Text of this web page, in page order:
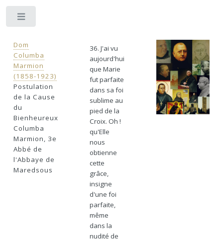
Dom
Columba
Marmion
(1858-1923)
Postulation
de la Cause
du
Bienheureux
Columba
Marmion, 3e
Abbé de
l'Abbaye de
Maredsous
36. J'ai vu
aujourd'hui
que Marie
fut parfaite
dans sa foi
sublime au
pied de la
Croix. Oh !
qu'Elle
nous
obtienne
cette
grâce,
insigne
d'une foi
parfaite,
même
dans la
nudité de